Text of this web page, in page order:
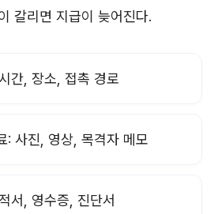
갈리면 지급이 늦어진다.
간, 장소, 접촉 경로
: 사진, 영상, 목격자 메모
서, 영수증, 진단서